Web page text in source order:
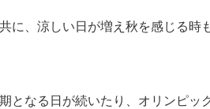
に、涼しい日が増え秋を感じる時
となる日が続いたり、オリンピッ